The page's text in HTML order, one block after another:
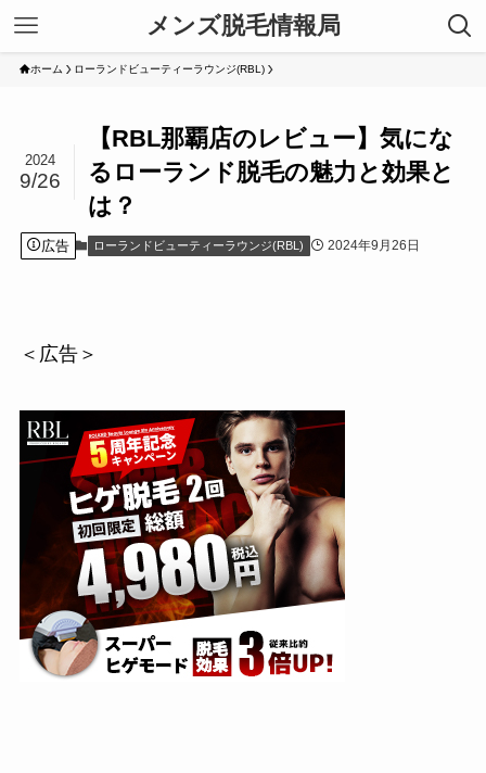
メンズ脱毛情報局
ホーム ローランドビューティーラウンジ(RBL)
【RBL那覇店のレビュー】気にな
るローランド脱毛の魅力と効果と
は？
2024
9/26
広告 ローランドビューティーラウンジ(RBL) 2024年9月26日
＜広告＞